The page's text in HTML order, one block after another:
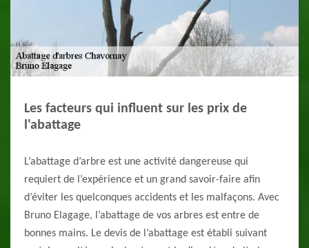
Les facteurs qui influent sur les prix de
l'abattage
L’abattage d’arbre est une activité dangereuse qui
requiert de l’expérience et un grand savoir-faire afin
d’éviter les quelconques accidents et les malfaçons. Avec
Bruno Elagage, l’abattage de vos arbres est entre de
bonnes mains. Le devis de l’abattage est établi suivant